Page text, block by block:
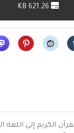
الكريم إلى اللغة